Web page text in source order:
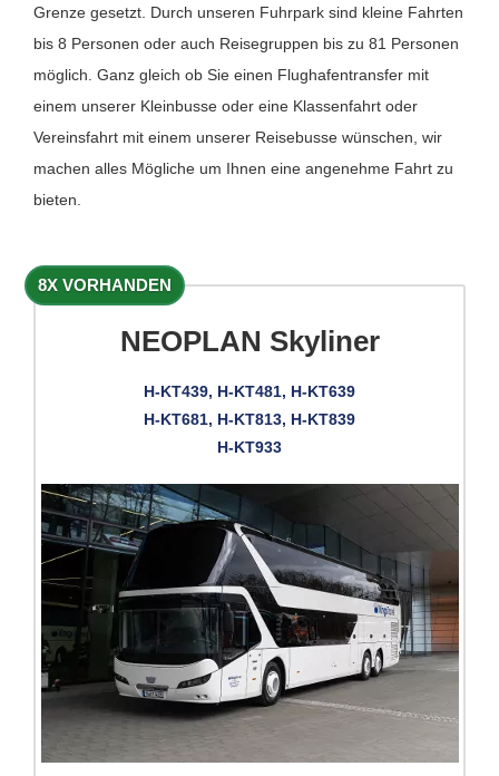
Grenze gesetzt. Durch unseren Fuhrpark sind kleine Fahrten
bis 8 Personen oder auch Reisegruppen bis zu 81 Personen
möglich. Ganz gleich ob Sie einen Flughafentransfer mit
einem unserer Kleinbusse oder eine Klassenfahrt oder
Vereinsfahrt mit einem unserer Reisebusse wünschen, wir
machen alles Mögliche um Ihnen eine angenehme Fahrt zu
bieten.
8X VORHANDEN
NEOPLAN Skyliner
H-KT439, H-KT481, H-KT639
H-KT681, H-KT813, H-KT839
H-KT933